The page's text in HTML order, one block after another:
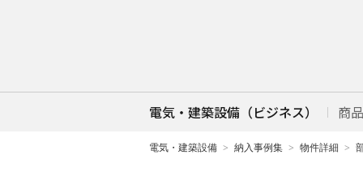
電気・建築設備（ビジネス） 商
電気・建築設備 納入事例集 物件詳細